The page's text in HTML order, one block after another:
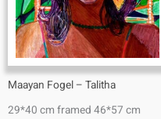
Maayan Fogel – Talitha
29*40 cm framed 46*57 cm